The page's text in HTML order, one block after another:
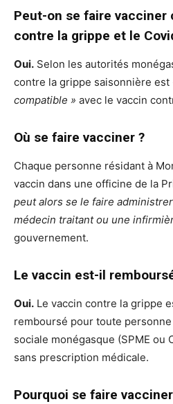
Peut-on se faire
contre la grippe et le
Oui. Selon les autorités
contre la grippe saisonnière est
compatible » avec le vaccin
Où se faire vacciner ?
Chaque personne résidant à
vaccin dans une officine de la
peut alors se le faire
médecin traitant ou une
gouvernement.
Le vaccin est-il
Oui. Le vaccin contre la grippe
remboursé pour toute
sociale monégasque (SPME ou
sans prescription médicale.
Pourquoi se faire